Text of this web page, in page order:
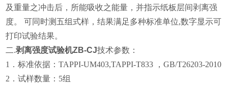
及重量之冲击后，所能吸收之能量，并指示纸板层间剥离强
度。 可同时测五组式样，结果满足多种标准单位,数字显示可
打印试验结果。
二.剥离强度试验机ZB-CJ技术参数：
1．标准依据：TAPPI-UM403,TAPPI-T833 ，GB/T26203-2010
2．试样数量：5组